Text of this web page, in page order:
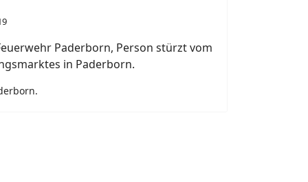
Paderborn, Person stürzt vom
in Paderborn.